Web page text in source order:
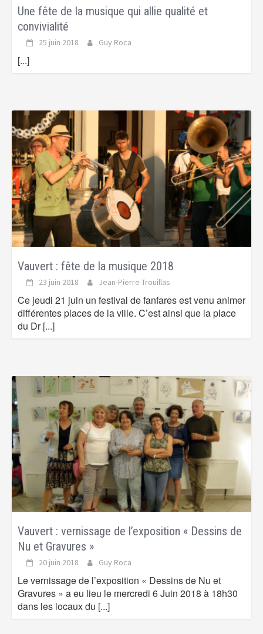
Une fête de la musique qui allie qualité et
convivialité
25 juin 2018 Guy Roca
[...]
Vauvert : fête de la musique 2018
23 juin 2018 Jean-Pierre Trouillas
Ce jeudi 21 juin un festival de fanfares est venu animer
différentes places de la ville. C’est ainsi que la place
du Dr[...]
Vauvert : vernissage de l’exposition « Dessins de
Nu et Gravures »
20 juin 2018 Guy Roca
Le vernissage de l’exposition « Dessins de Nu et
Gravures » a eu lieu le mercredi 6 Juin 2018 à 18h30
dans les locaux du [...]